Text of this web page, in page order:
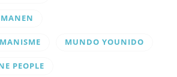
MUNDO YOUNIDO
PEOPLE